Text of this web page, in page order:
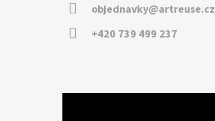
objednavky@artreuse.cz
+420 739 499 237